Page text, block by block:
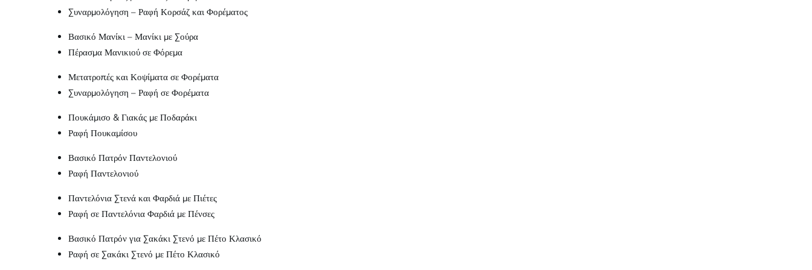
Συναρμολόγηση – Ραφή Κορσάζ και Φορέματος
Βασικό Μανίκι – Μανίκι με Σούρα
Πέρασμα Μανικιού σε Φόρεμα
Μετατροπές και Κοψίματα σε Φορέματα
Συναρμολόγηση – Ραφή σε Φορέματα
Πουκάμισο & Γιακάς με Ποδαράκι
Ραφή Πουκαμίσου
Βασικό Πατρόν Παντελονιού
Ραφή Παντελονιού
Παντελόνια Στενά και Φαρδιά με Πιέτες
Ραφή σε Παντελόνια Φαρδιά με Πένσες
Βασικό Πατρόν για Σακάκι Στενό με Πέτο Κλασικό
Ραφή σε Σακάκι Στενό με Πέτο Κλασικό